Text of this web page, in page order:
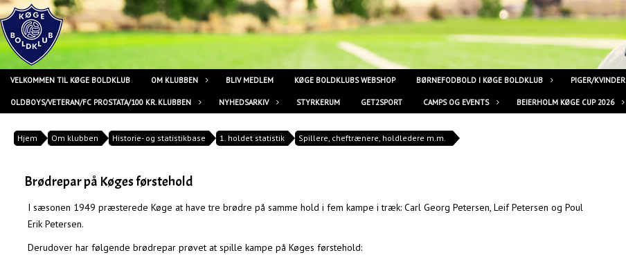
VELKOMMEN TIL KØGE BOLDKLUB OM KLUBBEN BLIV MEDLEM KØGE BOLDKLUBS WEBSHOP BØRNEFODBOLD I KØGE BOLDKLUB PIGER/KVINDER
OLDBOYS/VETERAN/FC PROSTATA/100 KR. KLUBBEN NYHEDSARKIV STYRKERUM GET2SPORT CAMPS OG EVENTS BEIERHOLM KØGE CUP 2026
Hjem Om klubben Historie- og statistikbase 1. holdet statistik Spillere, cheftrænere, holdledere m.m.
Brødrepar på Køges førstehold
I sæsonen 1949 præsterede Køge at have tre brødre på samme hold i fem kampe i træk: Carl Georg Petersen, Leif Petersen og Poul
Erik Petersen.
Derudover har følgende brødrepar prøvet at spille kampe på Køges førstehold: